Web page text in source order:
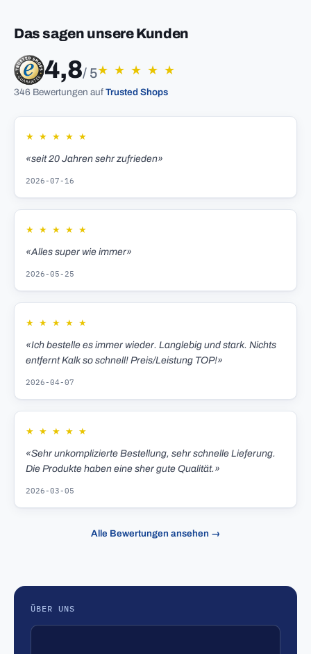
Das sagen unsere Kunden
4,8/ 5★ ★ ★ ★ ★
346 Bewertungen auf Trusted Shops
★ ★ ★ ★ ★
«seit 20 Jahren sehr zufrieden»
2026-07-16
★ ★ ★ ★ ★
«Alles super wie immer»
2026-05-25
★ ★ ★ ★ ★
«Ich bestelle es immer wieder. Langlebig und stark. Nichts
entfernt Kalk so schnell! Preis/Leistung TOP!»
2026-04-07
★ ★ ★ ★ ★
«Sehr unkomplizierte Bestellung, sehr schnelle Lieferung.
Die Produkte haben eine sher gute Qualität.»
2026-03-05
Alle Bewertungen ansehen →
ÜBER UNS